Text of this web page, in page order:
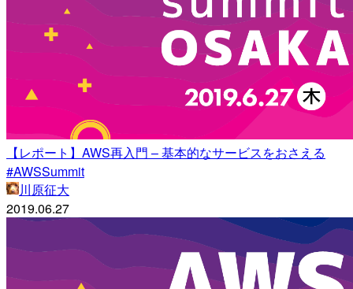
【レポート】AWS再入門 – 基本的なサービスをおさえる
#AWSSummit
川原征大
2019.06.27